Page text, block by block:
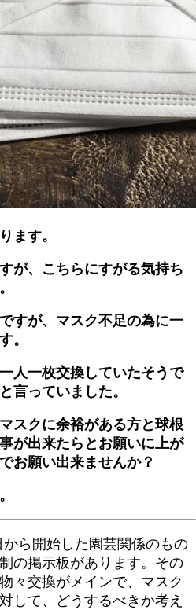
ます。
が、こちらにすがる気持ち
すが、マスク不足の為に一
。
人一枚交換していたそうで
言っていました。
スクに余裕がある方と球根
が出来たらとお願いに上が
お願い出来ませんか？
ら開始した園芸関係のもの
の掲示板があります。その
々交換がメインで、マスク
して、どうするべきか考え